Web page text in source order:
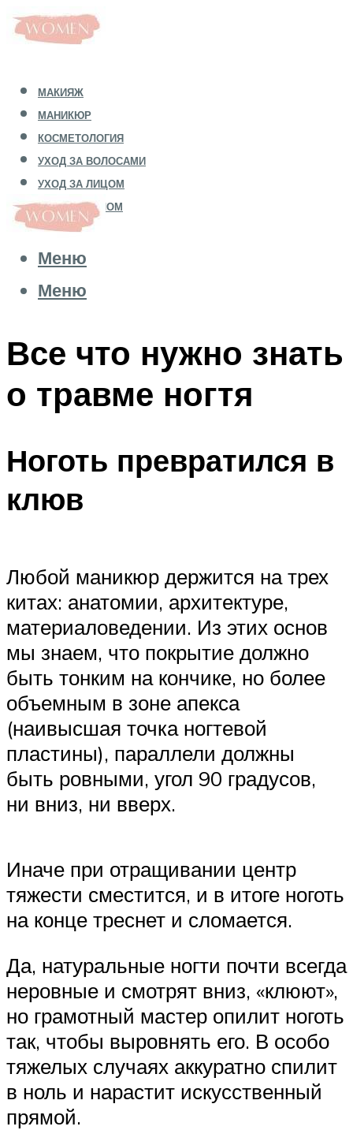
МАКИЯЖ
МАНИКЮР
КОСМЕТОЛОГИЯ
УХОД ЗА ВОЛОСАМИ
УХОД ЗА ЛИЦОМ
УХОД ЗА ТЕЛОМ
Меню
Меню
Все что нужно знать
о травме ногтя
Ноготь превратился в
клюв
Любой маникюр держится на трех
китах: анатомии, архитектуре,
материаловедении. Из этих основ
мы знаем, что покрытие должно
быть тонким на кончике, но более
объемным в зоне апекса
(наивысшая точка ногтевой
пластины), параллели должны
быть ровными, угол 90 градусов,
ни вниз, ни вверх.
Иначе при отращивании центр
тяжести сместится, и в итоге ноготь
на конце треснет и сломается.
Да, натуральные ногти почти всегда
неровные и смотрят вниз, «клюют»,
но грамотный мастер опилит ноготь
так, чтобы выровнять его. В особо
тяжелых случаях аккуратно спилит
в ноль и нарастит искусственный
прямой.